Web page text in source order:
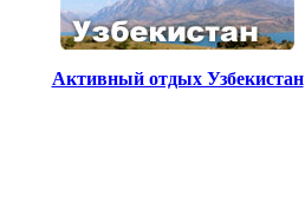
Активный отдых Узбекистан